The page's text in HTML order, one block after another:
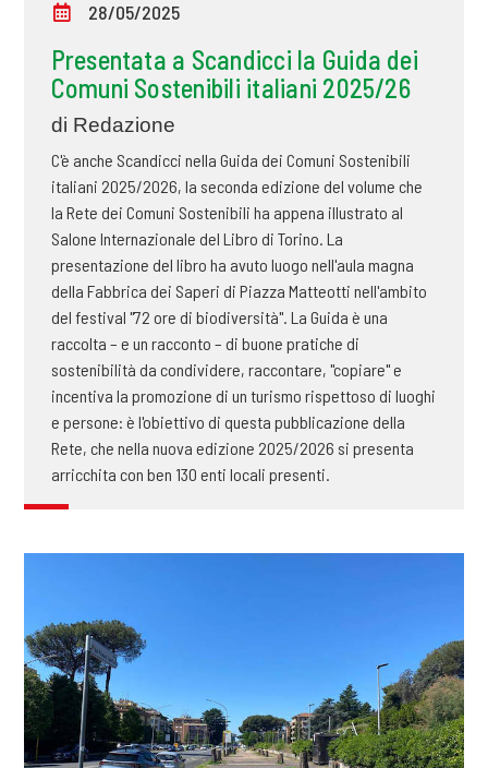
28/05/2025
Presentata a Scandicci la Guida dei
Comuni Sostenibili italiani 2025/26
di Redazione
C'è anche Scandicci nella Guida dei Comuni Sostenibili
italiani 2025/2026, la seconda edizione del volume che
la Rete dei Comuni Sostenibili ha appena illustrato al
Salone Internazionale del Libro di Torino. La
presentazione del libro ha avuto luogo nell'aula magna
della Fabbrica dei Saperi di Piazza Matteotti nell'ambito
del festival "72 ore di biodiversità". La Guida è una
raccolta – e un racconto – di buone pratiche di
sostenibilità da condividere, raccontare, "copiare" e
incentiva la promozione di un turismo rispettoso di luoghi
e persone: è l'obiettivo di questa pubblicazione della
Rete, che nella nuova edizione 2025/2026 si presenta
arricchita con ben 130 enti locali presenti.